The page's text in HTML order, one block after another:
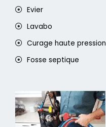
Evier
Lavabo
Curage haute pression
Fosse septique